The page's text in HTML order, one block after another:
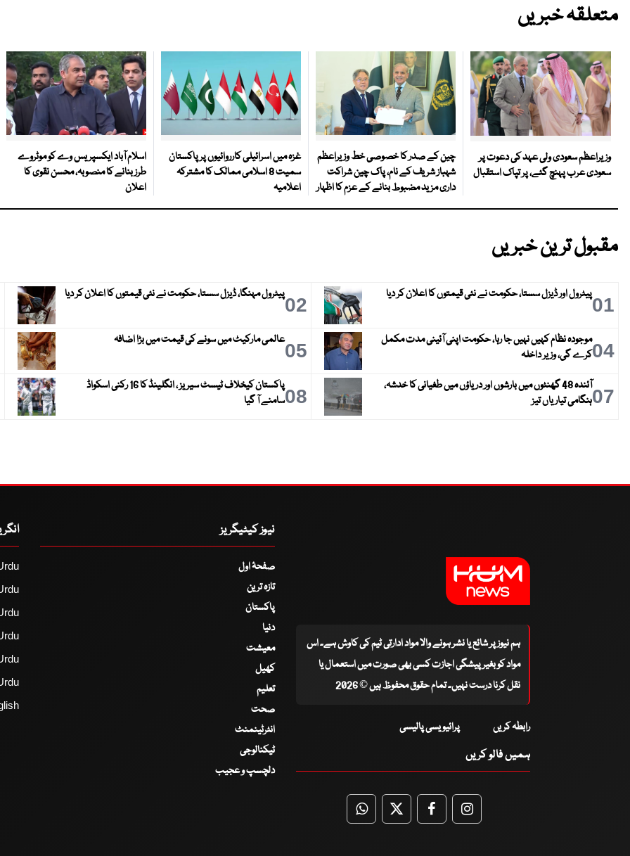
متعلقہ خبریں
وزیراعظم سعودی ولی عہد کی دعوت پر
سعودی عرب پہنچ گئے، پر تپاک استقبال
چین کے صدر کا خصوصی خط وزیراعظم
شہباز شریف کے نام، پاک چین شراکت
داری مزید مضبوط بنانے کے عزم کا اظہار
غزہ میں اسرائیلی کارروائیوں پر پاکستان
سمیت 8 اسلامی ممالک کا مشترکہ
اعلامیہ
اسلام آباد ایکسپریس وے کو موٹروے
طرز بنانے کا منصوبہ، محسن نقوی کا
اعلان
مقبول ترین خبریں
01پیٹرول اور ڈیزل سستا، حکومت نے نئی قیمتوں کا اعلان کر دیا 02پیٹرول مہنگا، ڈیزل سستا، حکومت نے نئی قیمتوں کا اعلان کر دیا
04موجودہ نظام کہیں نہیں جا رہا، حکومت اپنی آئینی مدت مکمل
کرے گی، وزیر داخلہ
05عالمی مارکیٹ میں سونے کی قیمت میں بڑا اضافہ
07
آئندہ 48 گھنٹوں میں بارشوں اور دریاؤں میں طغیانی کا خدشہ،
ہنگامی تیاریاں تیز
08
پاکستان کیخلاف ٹیسٹ سیریز ، انگلینڈ کا 16 رکنی اسکواڈ
سامنے آ گیا
ہم نیوز پر شائع یا نشر ہونے والا مواد ادارتی ٹیم کی کاوش ہے۔ اس
مواد کو بغیر پیشگی اجازت کسی بھی صورت میں استعمال یا
نقل کرنا درست نہیں۔ تمام حقوق محفوظ ہیں © 2026
رابطہ کریں پرائیویسی پالیسی
ہمیں فالو کریں
WhatsApp
TwitterFacebookFacebook
نیوز کیٹیگریز
صفحۂ اول
تازہ ترین
پاکستان
دنیا
معیشت
کھیل
تعلیم
صحت
انٹرٹینمنٹ
ٹیکنالوجی
دلچسپ و عجیب